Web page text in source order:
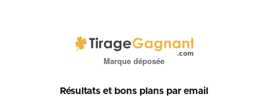
Marque déposée
Résultats et bons plans par email